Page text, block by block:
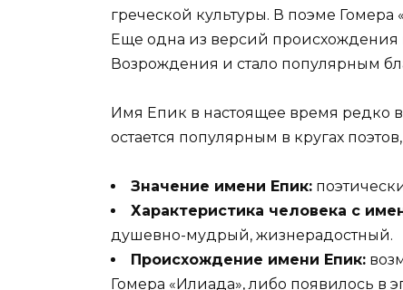
греческой культуры. В поэме Гомера
Еще одна из версий происхождения
Возрождения и стало популярным
Имя Епик в настоящее время редко
остается популярным в кругах
Значение имени Епик:
Характеристика человека с
душевно-мудрый, жизнерадостный.
Происхождение имени Епик:
Гомера «Илиада», либо появилось в